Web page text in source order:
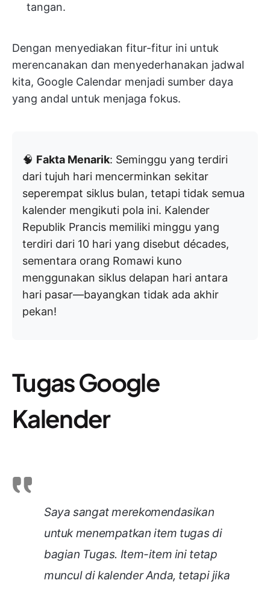
tangan.
Dengan menyediakan fitur-fitur ini untuk
merencanakan dan menyederhanakan jadwal
kita, Google Calendar menjadi sumber daya
yang andal untuk menjaga fokus.
🧠 Fakta Menarik: Seminggu yang terdiri
dari tujuh hari mencerminkan sekitar
seperempat siklus bulan, tetapi tidak semua
kalender mengikuti pola ini. Kalender
Republik Prancis memiliki minggu yang
terdiri dari 10 hari yang disebut décades,
sementara orang Romawi kuno
menggunakan siklus delapan hari antara
hari pasar—bayangkan tidak ada akhir
pekan!
Tugas Google
Kalender
Saya sangat merekomendasikan
untuk menempatkan item tugas di
bagian Tugas. Item-item ini tetap
muncul di kalender Anda, tetapi jika